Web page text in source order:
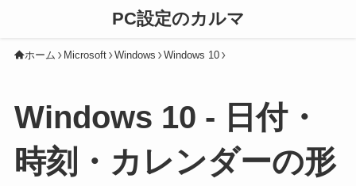
PC設定のカルマ
ホーム Microsoft Windows Windows 10
Windows 10 - 日付・
時刻・カレンダーの形